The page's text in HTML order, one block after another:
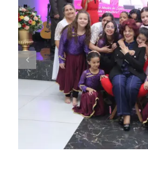
Missionária Graça
em culto de ação de
da